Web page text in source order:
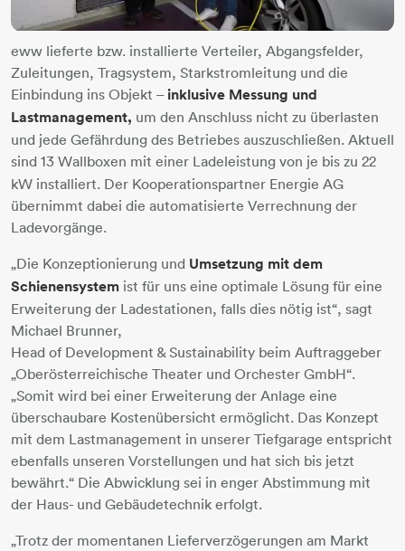
eww lieferte bzw. installierte Verteiler, Abgangsfelder,
Zuleitungen, Tragsystem, Starkstromleitung und die
Einbindung ins Objekt – inklusive Messung und
Lastmanagement, um den Anschluss nicht zu überlasten
und jede Gefährdung des Betriebes auszuschließen. Aktuell
sind 13 Wallboxen mit einer Ladeleistung von je bis zu 22
kW installiert. Der Kooperationspartner Energie AG
übernimmt dabei die automatisierte Verrechnung der
Ladevorgänge.
„Die Konzeptionierung und Umsetzung mit dem
Schienensystem ist für uns eine optimale Lösung für eine
Erweiterung der Ladestationen, falls dies nötig ist“, sagt
Michael Brunner,
Head of Development & Sustainability beim Auftraggeber
„Oberösterreichische Theater und Orchester GmbH“.
„Somit wird bei einer Erweiterung der Anlage eine
überschaubare Kostenübersicht ermöglicht. Das Konzept
mit dem Lastmanagement in unserer Tiefgarage entspricht
ebenfalls unseren Vorstellungen und hat sich bis jetzt
bewährt.“ Die Abwicklung sei in enger Abstimmung mit
der Haus- und Gebäudetechnik erfolgt.
„Trotz der momentanen Lieferverzögerungen am Markt